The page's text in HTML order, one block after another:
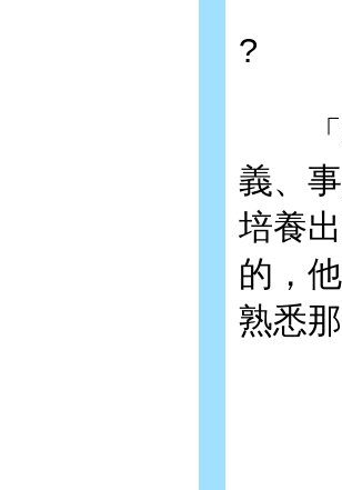
?
「林
義、
培養
的，
熟悉